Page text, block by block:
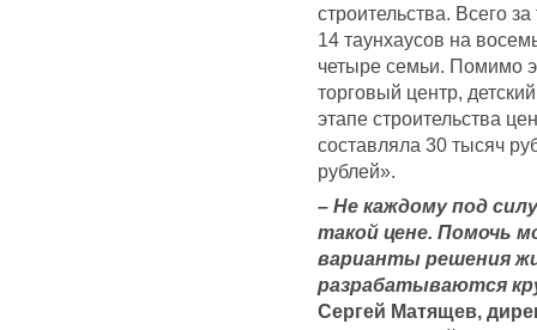
строительства. Всего
14 таунхаусов на
четыре семьи. Помимо
торговый центр,
этапе строительства
составляла 30 тысяч
рублей».
– Не каждому под
такой цене. Помочь
варианты решения
разрабатываются
Сергей Матящев,